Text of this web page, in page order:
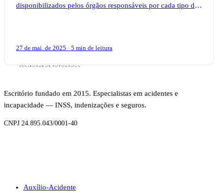
disponibilizados pelos órgãos responsáveis por cada tipo de
27 de mai. de 2025 · 5 min de leitura
Escritório fundado em 2015. Especialistas em acidentes e
incapacidade — INSS, indenizações e seguros.
CNPJ 24.895.043/0001-40
Auxílio-Acidente